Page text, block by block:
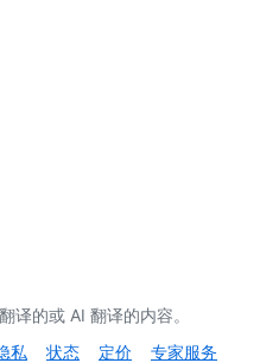
译的或 AI 翻译的内容。
私 状态 定价 专家服务